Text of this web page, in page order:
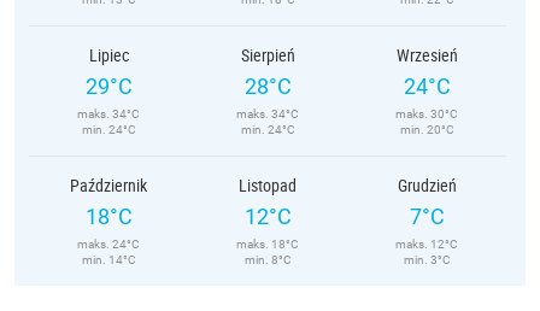
Lipiec
29°C
maks. 34°C
min. 24°C
Sierpień
28°C
maks. 34°C
min. 24°C
Wrzesień
24°C
maks. 30°C
min. 20°C
Październik
18°C
maks. 24°C
min. 14°C
Listopad
12°C
maks. 18°C
min. 8°C
Grudzień
7°C
maks. 12°C
min. 3°C